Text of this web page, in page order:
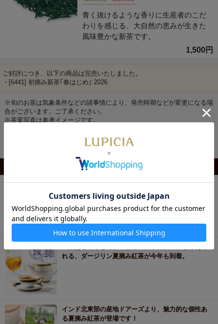
青く抜けるような香りに生産者のこだ
わりを感じる、大自然の恵みが生きた
風味豊かな新茶です。
1,500円
ご好評につき、以下の商品は完売いたしました。
・[6441] 初摘み新茶｢春はじめ｣ 2026
※旬のお茶は気象条件などの諸事情により、発売時期などが変更になる場
合がございます。ご了承ください。
※茶葉写真は参考イメージです。
※缶代を別途330円いただいております。
片手に収まる宝瓶と茶杯で濃いめにいれたお茶をい
ただく。ちょっと贅沢な「一服」の時間はいかがで
れる、ダージリン夏摘み紅茶が今年も到着。
インド北東部の産地ドアーズより、魅力的な個性あ
る夏摘み紅茶が登場です！